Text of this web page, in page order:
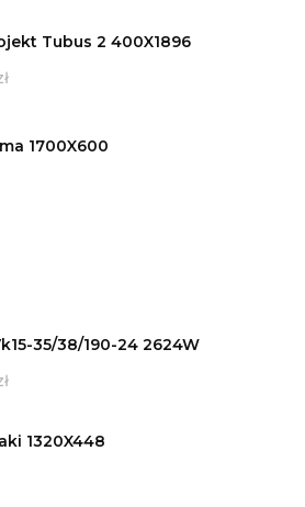
Tubus 2 400X1896
1700X600
35/38/190-24 2624W
1320X448